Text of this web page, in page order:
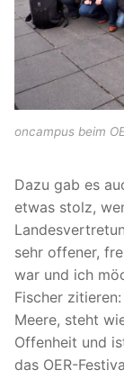
oncampus beim
Dazu gab es
etwas stolz,
sehr offener,
war und ich
Fischer
Meere, steht
Offenheit und
das OER-